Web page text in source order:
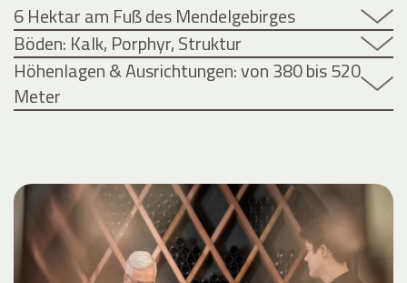
6 Hektar am Fuß des Mendelgebirges
Böden: Kalk, Porphyr, Struktur
Höhenlagen & Ausrichtungen: von 380 bis 520
Meter